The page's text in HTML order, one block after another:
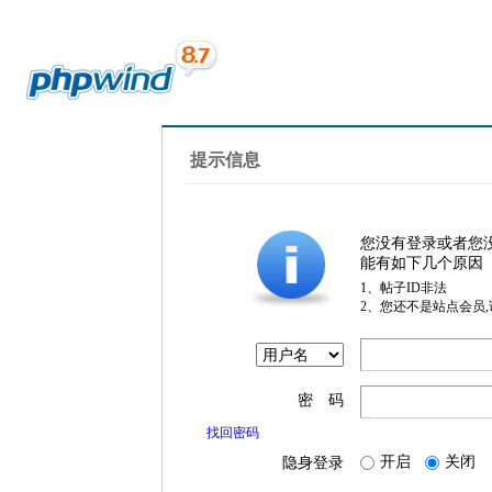
提示信息
您没有登录或者您
能有如下几个原因
1、帖子ID非法
2、您还不是站点会员
密 码
找回密码
隐身登录 开启 关闭